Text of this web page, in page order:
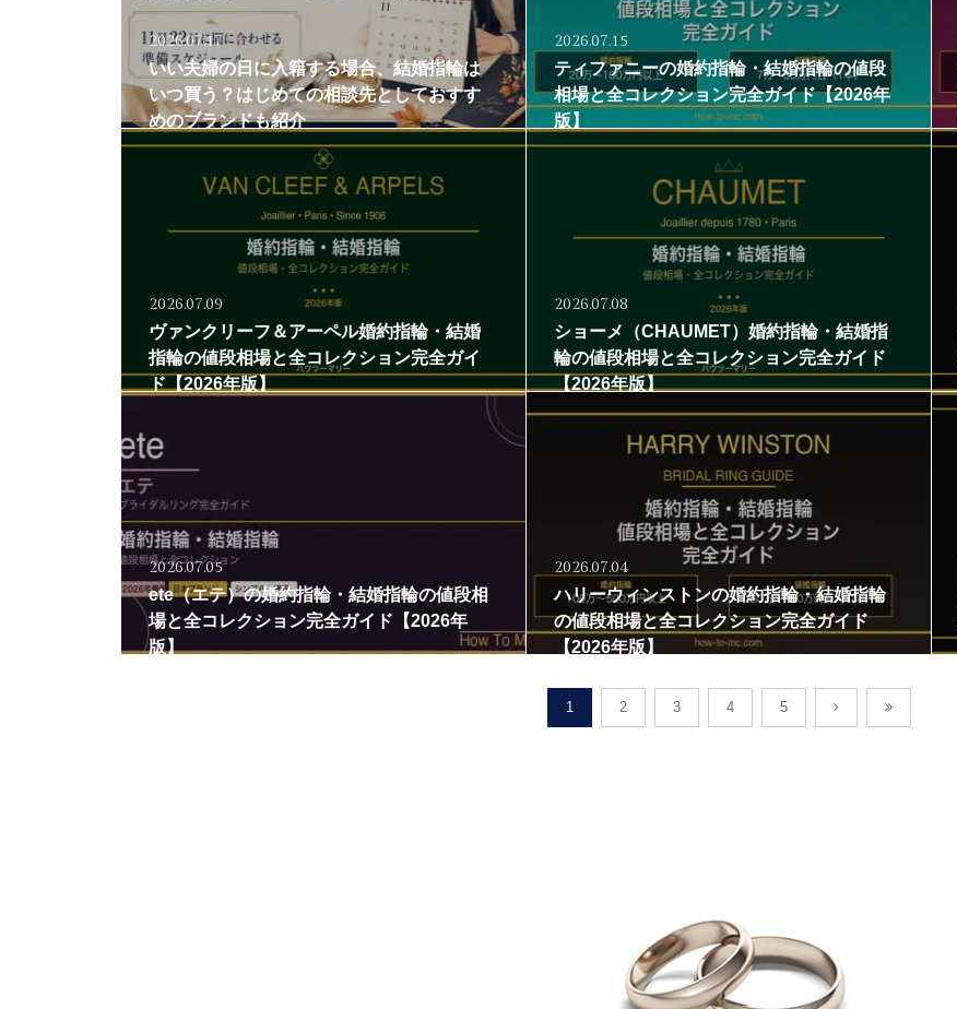
2026.07.17
いい夫婦の日に入籍する場合、結婚指輪は
いつ買う？はじめての相談先としておすす
めのブランドも紹介
2026.07.15
ティファニーの婚約指輪・結婚指輪の値段
相場と全コレクション完全ガイド【2026年
版】
2026.07.09
ヴァンクリーフ＆アーペル婚約指輪・結婚
指輪の値段相場と全コレクション完全ガイ
ド【2026年版】
2026.07.08
ショーメ（CHAUMET）婚約指輪・結婚指
輪の値段相場と全コレクション完全ガイド
【2026年版】
2026.07.05
ete（エテ）の婚約指輪・結婚指輪の値段相
場と全コレクション完全ガイド【2026年
版】
2026.07.04
ハリーウィンストンの婚約指輪・結婚指輪
の値段相場と全コレクション完全ガイド
【2026年版】
1 2 3 4 5